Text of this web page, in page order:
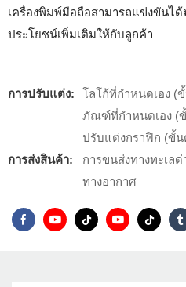
เครื่องพิมพ์มือถือสามารถแข่งขันไ
ประโยชน์เพิ่มเติมให้กับลูกค้า
การปรับแต่ง:
โลโก้ที่กำหนดเอง (
ภัณฑ์ที่กำหนดเอง (ขั้
ปรับแต่งกราฟิก (ขั้น
การส่งสินค้า:
การขนส่งทางทะเล
ทางอากาศ